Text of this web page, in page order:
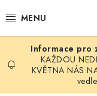
na
OSLAVA
STYLOVÁ PARTY
KAŽDOU
KVĚTNA NÁS